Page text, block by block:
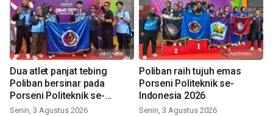
Dua atlet panjat tebing
Poliban bersinar pada
Porseni Politeknik se-
Indonesia 2026
Senin, 3 Agustus 2026
Poliban raih tujuh emas
Porseni Politeknik se-
Indonesia 2026
Senin, 3 Agustus 2026